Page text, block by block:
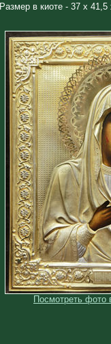
Размер в киоте - 37 х 41,5
Посмотреть фото